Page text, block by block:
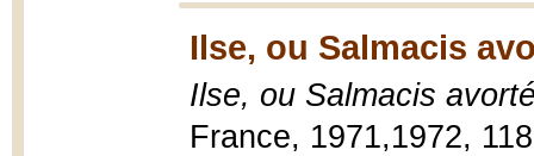
Ilse, ou Salmacis
Ilse, ou Salmacis
France, 1971,1972,